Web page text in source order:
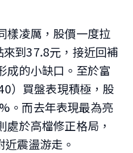
樣凌厲，股價一度拉
到37.8元，接近回補
成的小缺口。至於富
）買盤表現積極，股
。而去年表現最為亮
於高檔修正格局，
震盪游走。